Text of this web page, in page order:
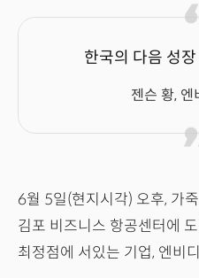
한국의 다음 성
젠슨 황, 엔
6월 5일(현지시각) 오후, 가
김포 비즈니스 항공센터에
최정점에 서있는 기업, 엔비